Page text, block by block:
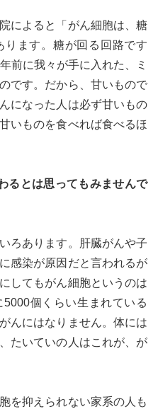
によると「がん細胞は、糖
ります。糖が回る回路です
前に我々が手に入れた、ミ
です。だから、甘いもので
になった人は必ず甘いもの
いものを食べれば食べるほ
るとは思ってもみませんで
ろあります。肝臓がんや子
感染が原因だと言われるが
してもがん細胞というのは
個くらい生まれている
んにはなりません。体には
たいていの人はこれが、が
を抑えられない家系の人も